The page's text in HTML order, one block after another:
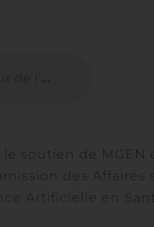
soutien de MGEN
des Affaires
Artificielle en